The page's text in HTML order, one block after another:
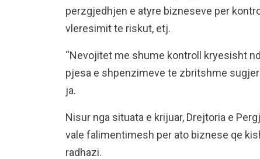
perzgjedhjen e atyre bizneseve per
vleresimit te riskut, etj.
“Nevojitet me shume kontroll kryesisht
pjesa e shpenzimeve te zbritshme
ja.
Nisur nga situata e krijuar, Drejtoria e
vale falimentimesh per ato biznese qe
radhazi.